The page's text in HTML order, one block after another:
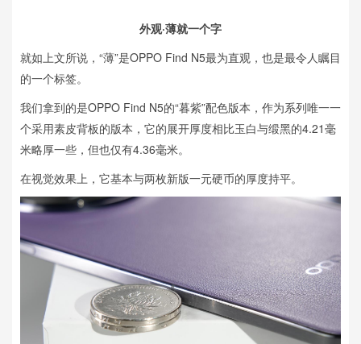
外观·薄就一个字
就如上文所说，“薄”是OPPO Find N5最为直观，也是最令人瞩目
的一个标签。
我们拿到的是OPPO Find N5的“暮紫”配色版本，作为系列唯一一
个采用素皮背板的版本，它的展开厚度相比玉白与缎黑的4.21毫
米略厚一些，但也仅有4.36毫米。
在视觉效果上，它基本与两枚新版一元硬币的厚度持平。